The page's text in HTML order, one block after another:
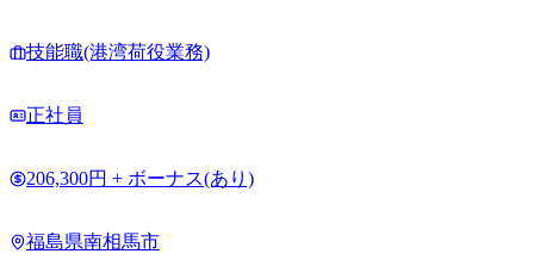
技能職(港湾荷役業務)
正社員
206,300円 + ボーナス(あり)
福島県南相馬市